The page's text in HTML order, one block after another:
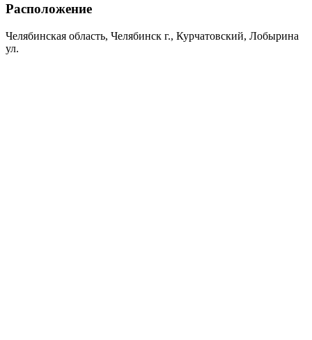
Расположение
Челябинская область, Челябинск г., Курчатовский, Лобырина
ул.